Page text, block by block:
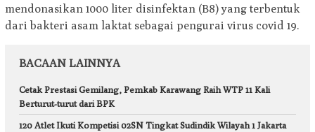
mendonasikan 1000 liter disinfektan (B8) yang terbentuk
dari bakteri asam laktat sebagai pengurai virus covid 19.
BACAAN LAINNYA
Cetak Prestasi Gemilang, Pemkab Karawang Raih WTP 11 Kali
Berturut-turut dari BPK
120 Atlet Ikuti Kompetisi 02SN Tingkat Sudindik Wilayah 1 Jakarta